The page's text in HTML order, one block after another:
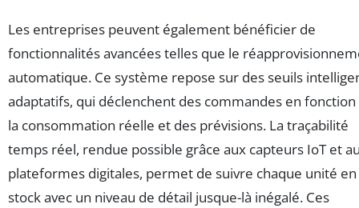
Les entreprises peuvent également bénéficier de
fonctionnalités avancées telles que le
automatique. Ce système repose sur des seuils
adaptatifs, qui déclenchent des commandes en fonction
la consommation réelle et des prévisions. La traçabilité
temps réel, rendue possible grâce aux capteurs IoT et
plateformes digitales, permet de suivre chaque unité en
stock avec un niveau de détail jusque-là inégalé. Ces